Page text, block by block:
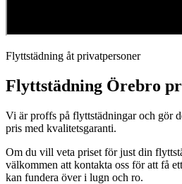
Flyttstädning åt privatpersoner
Flyttstädning Örebro
Vi är proffs på flyttstädningar och gör
pris med kvalitetsgaranti.
Om du vill veta priset för just din
välkommen att kontakta oss för att få
kan fundera över i lugn och ro.